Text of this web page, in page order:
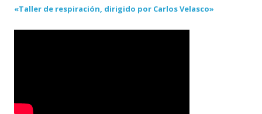
«Taller de respiración, dirigido por Carlos Velasco»